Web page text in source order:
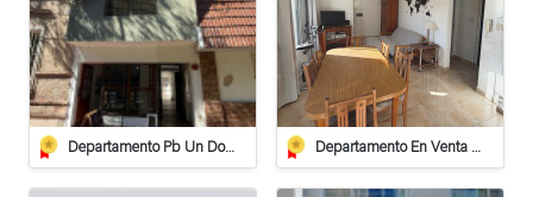
Departamento Pb Un Dormitorio - Apto Crédito Departamento En Venta De 2 Dormitorios Con Cochera Cubierta Y Terraza Privada